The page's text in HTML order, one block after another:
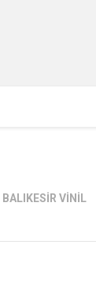
BALIKESIR VINIL